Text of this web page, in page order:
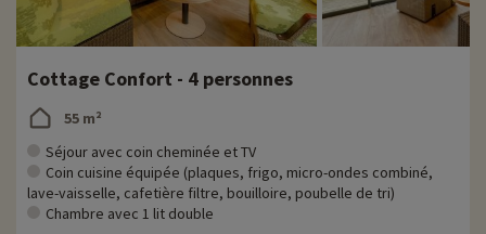
Cottage Confort - 4 personnes
55 m²
Séjour avec coin cheminée et TV
Coin cuisine équipée (plaques, frigo, micro-ondes combiné,
lave-vaisselle, cafetière filtre, bouilloire, poubelle de tri)
Chambre avec 1 lit double